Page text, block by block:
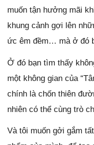
muốn tận hưởng mãi
khung cảnh gợi lên
ức êm đềm… mà ở đó
Ở đó bạn tìm thấy
một không gian của
chính là chốn thiên
nhiên có thể cùng trò
Và tôi muốn gởi gắm